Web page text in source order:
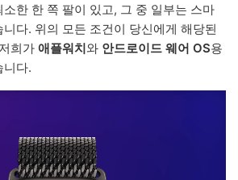
한 한 쪽 팔이 있고, 그 중 일부는 스마
다. 위의 모든 조건이 당신에게 해당된
희가 애플워치와 안드로이드 웨어 OS용
니다.